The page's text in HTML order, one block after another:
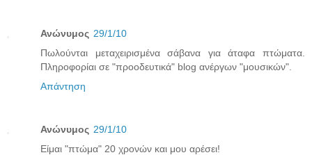
Ανώνυμος 29/1/10
Πωλούνται μεταχειρισμένα σάβανα για άταφα πτώματα.
Πληροφορίαι σε "προοδευτικά" blog ανέργων "μουσικών".
Απάντηση
Ανώνυμος 29/1/10
Είμαι "πτώμα" 20 χρονών και μου αρέσει!